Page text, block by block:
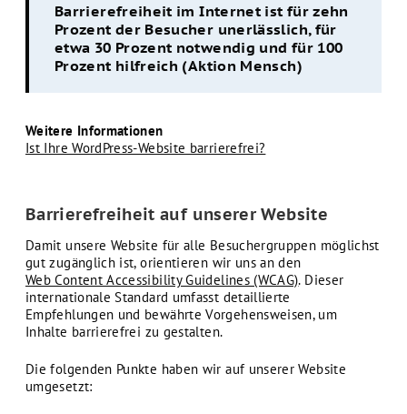
Barrierefreiheit im Internet ist für zehn
Prozent der Besucher unerlässlich, für
etwa 30 Prozent notwendig und für 100
Prozent hilfreich (Aktion Mensch)
Weitere Informationen
Ist Ihre WordPress-Website barrierefrei?
Barrierefreiheit auf unserer Website
Damit unsere Website für alle Besuchergruppen möglichst
gut zugänglich ist, orientieren wir uns an den
Web Content Accessibility Guidelines (WCAG). Dieser
internationale Standard umfasst detaillierte
Empfehlungen und bewährte Vorgehensweisen, um
Inhalte barrierefrei zu gestalten.
Die folgenden Punkte haben wir auf unserer Website
umgesetzt: